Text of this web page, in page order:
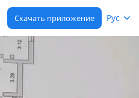
Скачать приложение Рус